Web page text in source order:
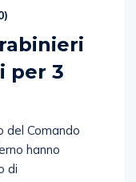
)
per 3
del Comando
hanno
di